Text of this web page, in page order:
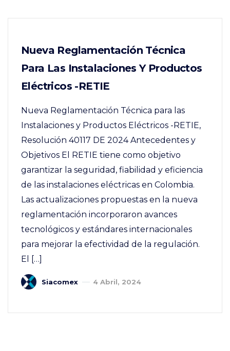
Nueva Reglamentación Técnica
Para Las Instalaciones Y Productos
Eléctricos -RETIE
Nueva Reglamentación Técnica para las
Instalaciones y Productos Eléctricos -RETIE,
Resolución 40117 DE 2024 Antecedentes y
Objetivos El RETIE tiene como objetivo
garantizar la seguridad, fiabilidad y eficiencia
de las instalaciones eléctricas en Colombia.
Las actualizaciones propuestas en la nueva
reglamentación incorporaron avances
tecnológicos y estándares internacionales
para mejorar la efectividad de la regulación.
El […]
Siacomex 4 Abril, 2024